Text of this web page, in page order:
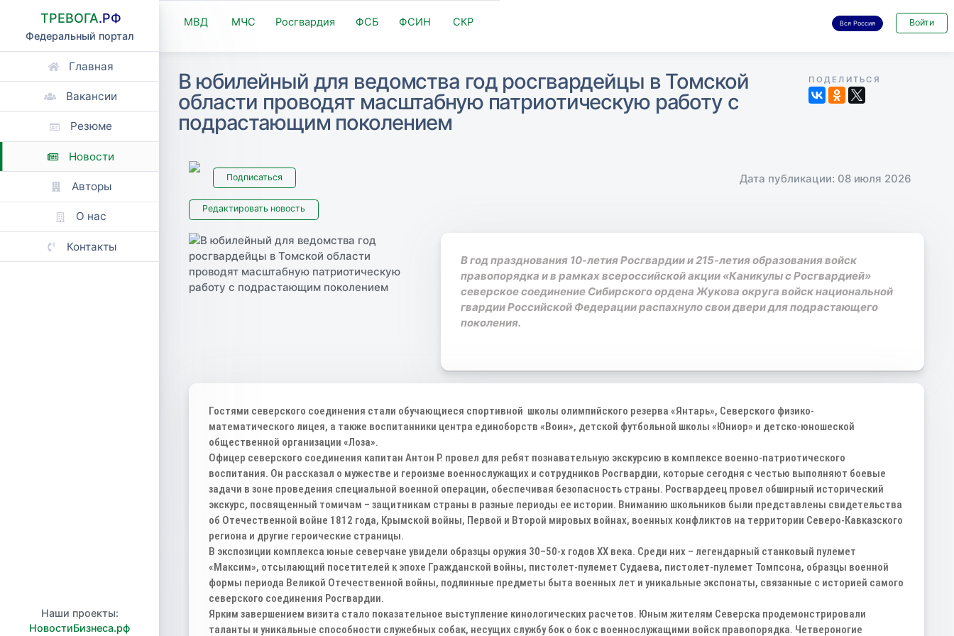
ТРЕВОГА.РФ
Федеральный портал
Главная
Вакансии
Резюме
Новости
Авторы
О нас
Контакты
Наши проекты:
НовостиБизнеса.рф
МВД МЧС Росгвардия ФСБ ФСИН СКР Вся Россия Войти
В юбилейный для ведомства год росгвардейцы в Томской
области проводят масштабную патриотическую работу с
подрастающим поколением
ПОДЕЛИТЬСЯ
Подписаться Дата публикации: 08 июля 2026
Редактировать новость
В год празднования 10-летия Росгвардии и 215-летия образования войск
правопорядка и в рамках всероссийской акции «Каникулы с Росгвардией»
северское соединение Сибирского ордена Жукова округа войск национальной
гвардии Российской Федерации распахнуло свои двери для подрастающего
поколения.
Гостями северского соединения стали обучающиеся спортивной школы олимпийского резерва «Янтарь», Северского физико-
математического лицея, а также воспитанники центра единоборств «Воин», детской футбольной школы «Юниор» и детско-юношеской
общественной организации «Лоза».
Офицер северского соединения капитан Антон Р. провел для ребят познавательную экскурсию в комплексе военно-патриотического
воспитания. Он рассказал о мужестве и героизме военнослужащих и сотрудников Росгвардии, которые сегодня с честью выполняют боевые
задачи в зоне проведения специальной военной операции, обеспечивая безопасность страны. Росгвардеец провел обширный исторический
экскурс, посвященный томичам – защитникам страны в разные периоды ее истории. Вниманию школьников были представлены свидетельства
об Отечественной войне 1812 года, Крымской войны, Первой и Второй мировых войнах, военных конфликтов на территории Северо-Кавказского
региона и другие героические страницы.
В экспозиции комплекса юные северчане увидели образцы оружия 30–50-х годов ХХ века. Среди них – легендарный станковый пулемет
«Максим», отсылающий посетителей к эпохе Гражданской войны, пистолет-пулемет Судаева, пистолет-пулемет Томпсона, образцы военной
формы периода Великой Отечественной войны, подлинные предметы быта военных лет и уникальные экспонаты, связанные с историей самого
северского соединения Росгвардии.
Ярким завершением визита стало показательное выступление кинологических расчетов. Юным жителям Северска продемонстрировали
таланты и уникальные способности служебных собак, несущих службу бок о бок с военнослужащими войск правопорядка. Четвероногие